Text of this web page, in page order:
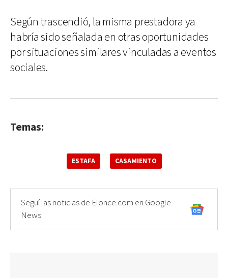
Según trascendió, la misma prestadora ya
habría sido señalada en otras oportunidades
por situaciones similares vinculadas a eventos
sociales.
Temas:
ESTAFA CASAMIENTO
Seguí las noticias de Elonce.com en Google
News